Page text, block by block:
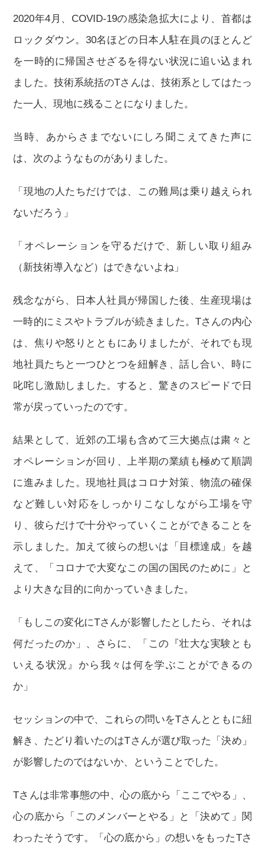
2020年4月、COVID-19の感染急拡大により、首都は
ロックダウン。30名ほどの日本人駐在員のほとんど
を一時的に帰国させざるを得ない状況に追い込まれ
ました。技術系統括のTさんは、技術系としてはたっ
た一人、現地に残ることになりました。
当時、あからさまでないにしろ聞こえてきた声に
は、次のようなものがありました。
「現地の人たちだけでは、この難局は乗り越えられ
ないだろう」
「オペレーションを守るだけで、新しい取り組み
（新技術導入など）はできないよね」
残念ながら、日本人社員が帰国した後、生産現場は
一時的にミスやトラブルが続きました。Tさんの内心
は、焦りや怒りとともにありましたが、それでも現
地社員たちと一つひとつを紐解き、話し合い、時に
叱咤し激励しました。すると、驚きのスピードで日
常が戻っていったのです。
結果として、近郊の工場も含めて三大拠点は粛々と
オペレーションが回り、上半期の業績も極めて順調
に進みました。現地社員はコロナ対策、物流の確保
など難しい対応をしっかりこなしながら工場を守
り、彼らだけで十分やっていくことができることを
示しました。加えて彼らの想いは「目標達成」を越
えて、「コロナで大変なこの国の国民のために」と
より大きな目的に向かっていきました。
「もしこの変化にTさんが影響したとしたら、それは
何だったのか」、さらに、「この『壮大な実験とも
いえる状況』から我々は何を学ぶことができるの
か」
セッションの中で、これらの問いをTさんとともに紐
解き、たどり着いたのはTさんが選び取った「決め」
が影響したのではないか、ということでした。
Tさんは非常事態の中、心の底から「ここでやる」、
心の底から「このメンバーとやる」と「決めて」関
わったそうです。「心の底から」の想いをもったTさ